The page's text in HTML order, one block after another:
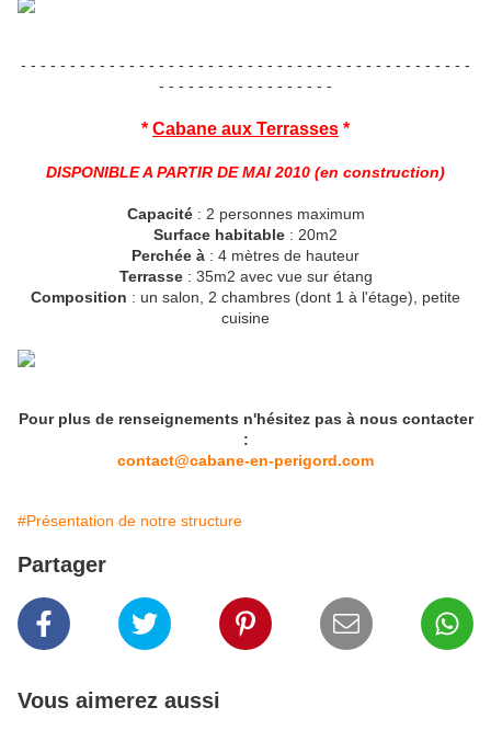
- - - - - - - - - - - - - - - - - - - - - - - - - - - - - - - - - - - - - - - - - - - - - -
- - - - - - - - - - - - - - - - - -
* Cabane aux Terrasses *
DISPONIBLE A PARTIR DE MAI 2010 (en construction)
Capacité: 2 personnes maximum
Surface habitable : 20m2
Perchée à : 4 mètres de hauteur
Terrasse: 35m2 avec vue sur étang
Composition : un salon, 2 chambres (dont 1 à l'étage), petite
cuisine
Pour plus de renseignements n'hésitez pas à nous contacter
:
contact@cabane-en-perigord.com
#Présentation de notre structure
Partager
Vous aimerez aussi